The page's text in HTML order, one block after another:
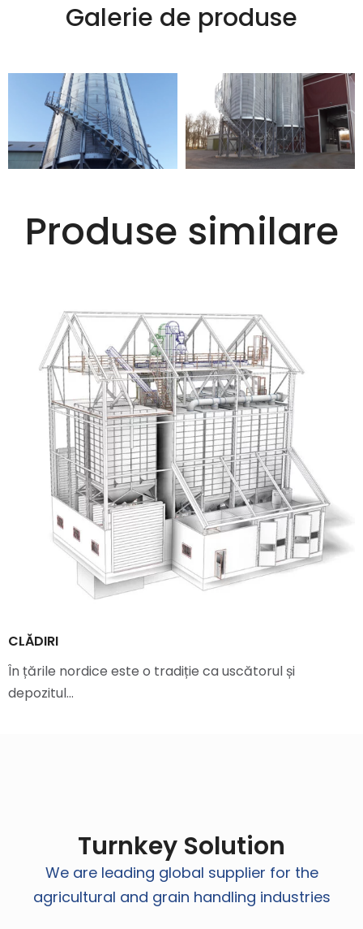
Galerie de produse
Produse similare
CLĂDIRI
În țările nordice este o tradiție ca uscătorul și
depozitul…
Turnkey Solution
We are leading global supplier for the
agricultural and grain handling industries